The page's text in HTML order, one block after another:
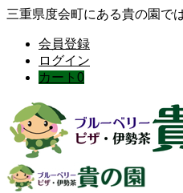
三重県度会町にある貴の園で
会員登録
ログイン
カート 0